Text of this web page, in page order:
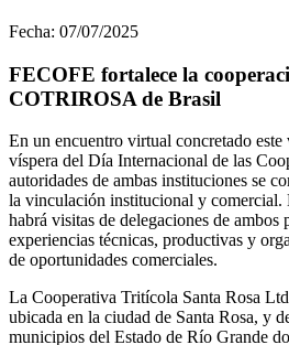
Fecha: 07/07/2025
FECOFE fortalece la
COTRIROSA de Brasil
En un encuentro virtual concretado
víspera del Día Internacional de las
autoridades de ambas instituciones se
la vinculación institucional y comercial.
habrá visitas de delegaciones de ambos
experiencias técnicas, productivas y
de oportunidades comerciales.
La Cooperativa Tritícola Santa Rosa
ubicada en la ciudad de Santa Rosa, y
municipios del Estado de Río Grande